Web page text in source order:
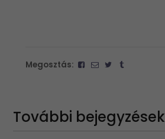
Megosztás:
További bejegyzések